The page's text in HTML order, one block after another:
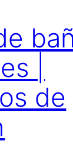
|
de